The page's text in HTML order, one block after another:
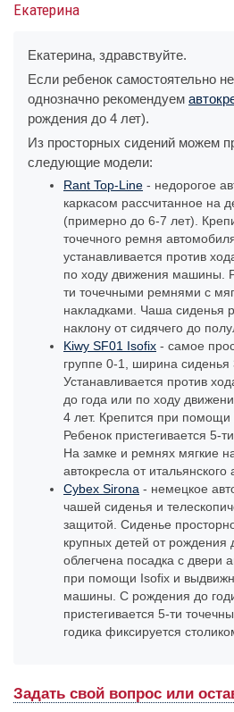
Екатерина
Екатерина, здравствуйте.
Если ребенок самостоятельно
однозначно рекомендуем
рождения до 4 лет).
Из просторных сидений можем
следующие модели:
Rant Top-Line - недорогое
каркасом рассчитанное на
(примерно до 6-7 лет).
точечного ремня
устанавливается против
по ходу движения машины.
ти точечными ремнями с
накладками. Чаша сиденья
наклону от сидячего до
Kiwy SF01 Isofix - самое
группе 0-1, ширина сиденья
Устанавливается против
до года или по ходу
4 лет. Крепится при
Ребенок пристегивается 5-
На замке и ремнях мягкие
автокресла от
Cybex Sirona - немецкое
чашей сиденья и
защитой. Сиденье
крупных детей от рождения
облегчена посадка с двери
при помощи Isofix и
машины. С рождения до
пристегивается 5-ти
годика фиксируется
Задать свой вопрос или